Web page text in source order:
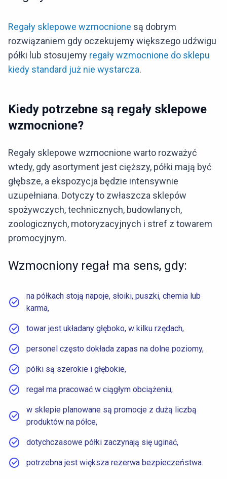
Regały sklepowe wzmocnione są dobrym
rozwiązaniem gdy oczekujemy większego udźwigu
półki lub stosujemy regały wzmocnione do sklepu
kiedy standard już nie wystarcza.
Kiedy potrzebne są regały sklepowe
wzmocnione?
Regały sklepowe wzmocnione warto rozważyć
wtedy, gdy asortyment jest cięższy, półki mają być
głębsze, a ekspozycja będzie intensywnie
uzupełniana. Dotyczy to zwłaszcza sklepów
spożywczych, technicznych, budowlanych,
zoologicznych, motoryzacyjnych i stref z towarem
promocyjnym.
Wzmocniony regał ma sens, gdy:
na półkach stoją napoje, słoiki, puszki, chemia lub
karma,
towar jest układany głęboko, w kilku rzędach,
personel często dokłada zapas na dolne poziomy,
półki są szerokie i głębokie,
regał ma pracować w ciągłym obciążeniu,
w sklepie planowane są promocje z dużą liczbą
produktów na półce,
dotychczasowe półki zaczynają się uginać,
potrzebna jest większa rezerwa bezpieczeństwa.